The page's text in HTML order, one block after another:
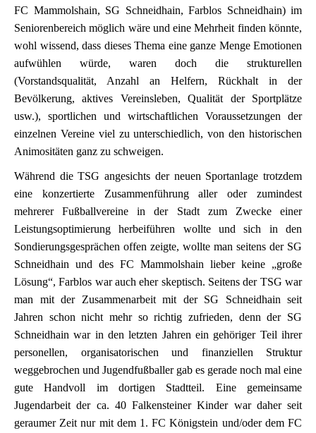
FC Mammolshain, SG Schneidhain, Farblos Schneidhain) im
Seniorenbereich möglich wäre und eine Mehrheit finden könnte,
wohl wissend, dass dieses Thema eine ganze Menge Emotionen
aufwühlen würde, waren doch die strukturellen
(Vorstandsqualität, Anzahl an Helfern, Rückhalt in der
Bevölkerung, aktives Vereinsleben, Qualität der Sportplätze
usw.), sportlichen und wirtschaftlichen Voraussetzungen der
einzelnen Vereine viel zu unterschiedlich, von den historischen
Animositäten ganz zu schweigen.
Während die TSG angesichts der neuen Sportanlage trotzdem
eine konzertierte Zusammenführung aller oder zumindest
mehrerer Fußballvereine in der Stadt zum Zwecke einer
Leistungsoptimierung herbeiführen wollte und sich in den
Sondierungsgesprächen offen zeigte, wollte man seitens der SG
Schneidhain und des FC Mammolshain lieber keine „große
Lösung“, Farblos war auch eher skeptisch. Seitens der TSG war
man mit der Zusammenarbeit mit der SG Schneidhain seit
Jahren schon nicht mehr so richtig zufrieden, denn der SG
Schneidhain war in den letzten Jahren ein gehöriger Teil ihrer
personellen, organisatorischen und finanziellen Struktur
weggebrochen und Jugendfußballer gab es gerade noch mal eine
gute Handvoll im dortigen Stadtteil. Eine gemeinsame
Jugendarbeit der ca. 40 Falkensteiner Kinder war daher seit
geraumer Zeit nur mit dem 1. FC Königstein und/oder dem FC